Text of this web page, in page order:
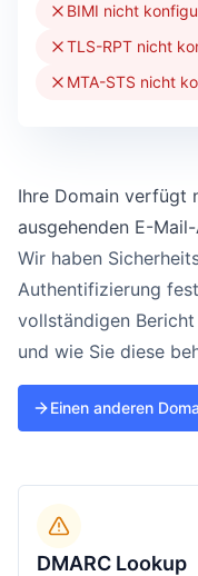
BIMI nicht
TLS-RPT nicht
MTA-STS nicht
Ihre Domain verfügt
ausgehenden E-
Wir haben
Authentifizierung
vollständigen
und wie Sie diese
Einen anderen
DMARC Lookup